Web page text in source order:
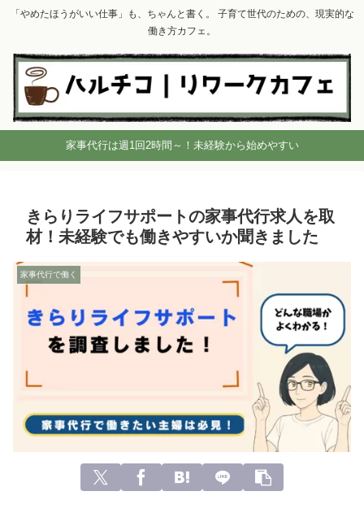
「やめたほうがいい仕事」も、ちゃんと書く。 子育て世代のための、現実的な
働き方カフェ。
家事代行は週1回2時間～！未経験から始めやすい
きらりライフサポートの家事代行求人を取
材！未経験でも働きやすいか聞きました
家事代行で働く